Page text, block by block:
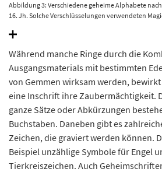
Abbildung 3: Verschiedene geheime Alphabete
16. Jh. Solche Verschlüsselungen verwendeten
Während manche Ringe durch die
Ausgangsmaterials mit bestimmten
von Gemmen wirksam werden,
eine Inschrift ihre Zaubermächtigkeit.
ganze Sätze oder Abkürzungen
Buchstaben. Daneben gibt es
Zeichen, die graviert werden können.
Beispiel unzählige Symbole für Engel
Tierkreiszeichen. Auch